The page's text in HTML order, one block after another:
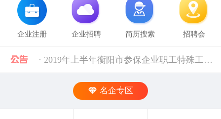
企业注册 企业招聘 简历搜索 招聘会
· 2019年上半年衡阳市参保企业职工特殊工种提前退休人员汇总表(第二批)公示 [10-28]
名企专区